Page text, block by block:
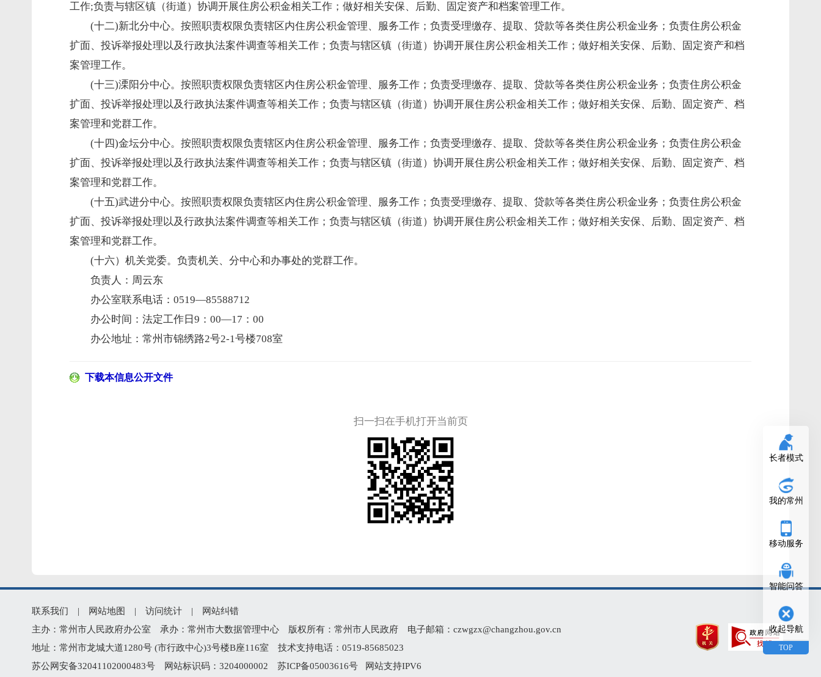
工作;负责与辖区镇（街道）协调开展住房公积金相关工作；做好相关安保、后勤、固定资产和档案管理工作。
(十二)新北分中心。按照职责权限负责辖区内住房公积金管理、服务工作；负责受理缴存、提取、贷款等各类住房公积金业务；负责住房公积金
扩面、投诉举报处理以及行政执法案件调查等相关工作；负责与辖区镇（街道）协调开展住房公积金相关工作；做好相关安保、后勤、固定资产和档
案管理工作。
(十三)溧阳分中心。按照职责权限负责辖区内住房公积金管理、服务工作；负责受理缴存、提取、贷款等各类住房公积金业务；负责住房公积金
扩面、投诉举报处理以及行政执法案件调查等相关工作；负责与辖区镇（街道）协调开展住房公积金相关工作；做好相关安保、后勤、固定资产、档
案管理和党群工作。
(十四)金坛分中心。按照职责权限负责辖区内住房公积金管理、服务工作；负责受理缴存、提取、贷款等各类住房公积金业务；负责住房公积金
扩面、投诉举报处理以及行政执法案件调查等相关工作；负责与辖区镇（街道）协调开展住房公积金相关工作；做好相关安保、后勤、固定资产、档
案管理和党群工作。
(十五)武进分中心。按照职责权限负责辖区内住房公积金管理、服务工作；负责受理缴存、提取、贷款等各类住房公积金业务；负责住房公积金
扩面、投诉举报处理以及行政执法案件调查等相关工作；负责与辖区镇（街道）协调开展住房公积金相关工作；做好相关安保、后勤、固定资产、档
案管理和党群工作。
(十六）机关党委。负责机关、分中心和办事处的党群工作。
负责人：周云东
办公室联系电话：0519—85588712
办公时间：法定工作日9：00—17：00
办公地址：常州市锦绣路2号2-1号楼708室
下载本信息公开文件
扫一扫在手机打开当前页
联系我们 | 网站地图 | 访问统计 |
网站纠错
主办：常州市人民政府办公室 承办：常州市大数据管理中心 版权所有：常州市人民政府 电子邮箱：czwgzx@changzhou.gov.cn
地址：常州市龙城大道1280号 (市行政中心)3号楼B座116室 技术支持电话：0519-85685023
苏公网安备32041102000483号 网站标识码：3204000002 苏ICP备05003616号 网站支持IPV6
长者模式
我的常州
移动服务
智能问答
收起导航
TOP